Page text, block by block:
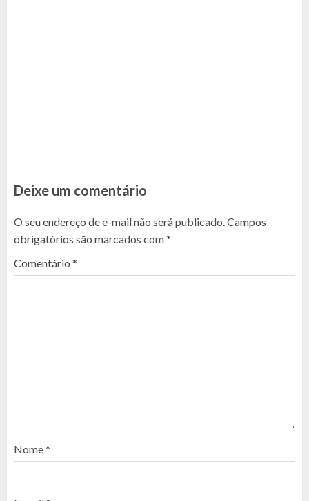
Deixe um comentário
O seu endereço de e-mail não será publicado.Campos
obrigatórios são marcados com*
Comentário *
Nome*